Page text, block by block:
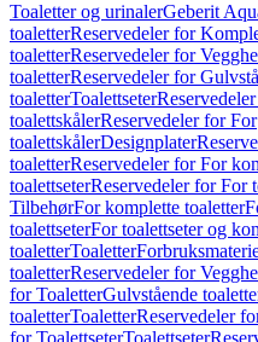
Toaletter og urinalerGeberit
toaletterReservedeler for
toaletterReservedeler for
toaletterReservedeler for
toaletterToalettseter
toalettskålerReservedeler for For
toalettskålerDesignplater
toaletterReservedeler for For
toalettseterReservedeler for For
TilbehørFor komplette toaletter
toalettseterFor toalettseter og
toaletterToaletter
toaletterReservedeler for
for ToaletterGulvstående
toaletterToaletterReservedeler
for ToalettseterToalettseter